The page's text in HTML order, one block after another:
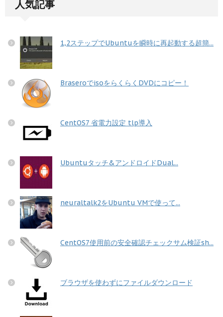
人気記事
1,2ステップでUbuntuを瞬時に再起動する超簡...
BraseroでisoをらくらくDVDにコピー！
CentOS7 省電力設定 tlp導入
Ubuntuタッチ&アンドロイドDual...
neuraltalk2をUbuntu VMで使って...
CentOS7使用前の安全確認チェックサム検証sh...
ブラウザを使わずにファイルダウンロード